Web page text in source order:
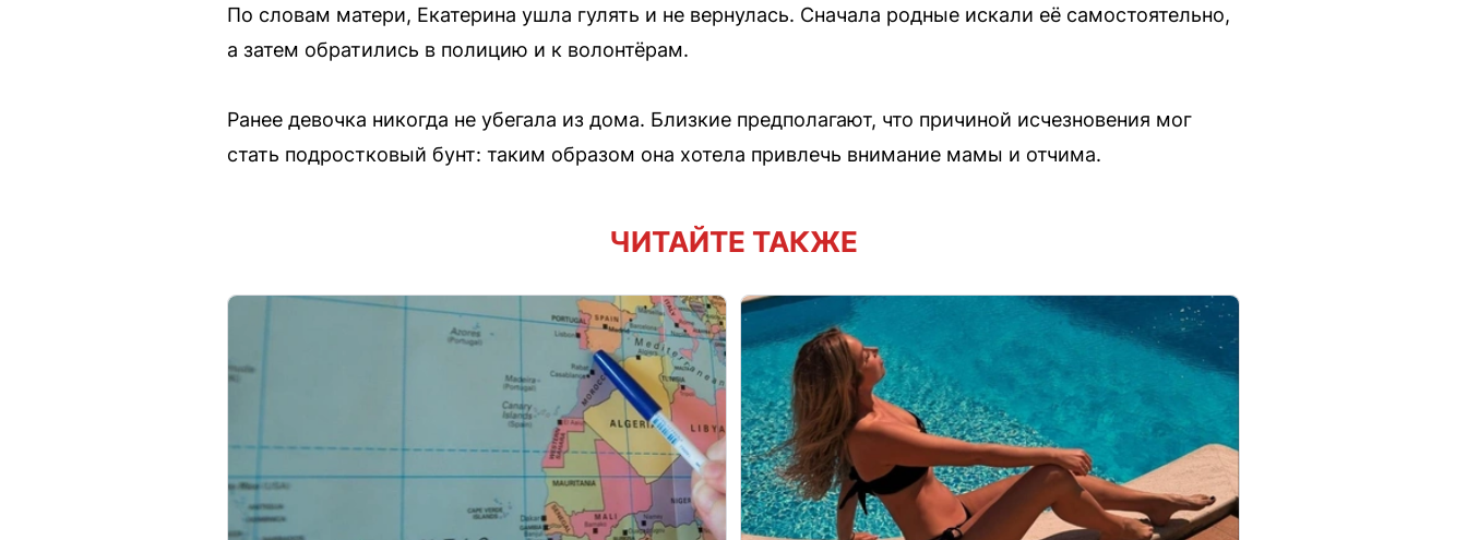
По словам матери, Екатерина ушла гулять и не вернулась. Сначала родные искали её самостоятельно,
а затем обратились в полицию и к волонтёрам.
Ранее девочка никогда не убегала из дома. Близкие предполагают, что причиной исчезновения мог
стать подростковый бунт: таким образом она хотела привлечь внимание мамы и отчима.
ЧИТАЙТЕ ТАКЖЕ